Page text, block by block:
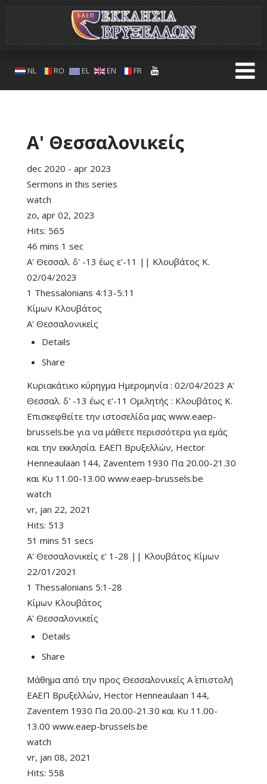
NL RO EL EN FR
Α' Θεσσαλονικείς
dec 2020 - apr 2023
Sermons in this series
watch
zo, apr 02, 2023
Hits: 565
46 mins 1 sec
Α' Θεσσαλ. δ' -13 έως ε'-11 || Κλουβάτος Κ.
02/04/2023
1 Thessalonians 4:13-5:11
Κίμων Κλουβάτος
Α' Θεσσαλονικείς
Details
Share
Κυριακάτικο κύρηγμα Ημερομηνία : 02/04/2023 Α'
Θεσσαλ. δ' -13 έως ε'-11 Ομιλητής : Κλουβάτος Κ.
Επισκεφθείτε την ιστοσελίδα μας www.eaep-
brussels.be για να μάθετε περισσότερα για εμάς
και την εκκλησία. ΕΑΕΠ Βρυξελλών, Hector
Henneaulaan 144, Zaventem 1930 Πα 20.00-21.30
και Κυ 11.00-13.00 www.eaep-brussels.be
watch
vr, jan 22, 2021
Hits: 513
51 mins 51 secs
Α' Θεσσαλονικείς ε' 1-28 || Κλουβάτος Κίμων
22/01/2021
1 Thessalonians 5:1-28
Κίμων Κλουβάτος
Α' Θεσσαλονικείς
Details
Share
Μάθημα από την προς Θεσσαλονικείς Α΄ επιστολή
ΕΑΕΠ Βρυξελλών, Hector Henneaulaan 144,
Zaventem 1930 Πα 20.00-21.30 και Κυ 11.00-
13.00 www.eaep-brussels.be
watch
vr, jan 08, 2021
Hits: 558